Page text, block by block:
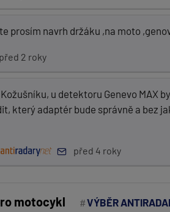
prosím navrh držáku ,na moto
před 2 roky
u detektoru Genevo MAX
který adaptér bude správně a bez
před 4 roky
motocykl VÝBĚR